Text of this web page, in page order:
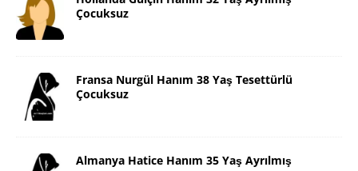
Çocuksuz
Fransa Nurgül Hanım 38 Yaş Tesettürlü
Çocuksuz
Almanya Hatice Hanım 35 Yaş Ayrılmış